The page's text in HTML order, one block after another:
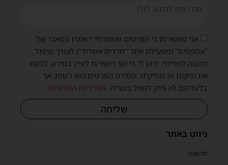
ניווט באתר
חדשות
אני מאשר/ת כי הפרטים שמסרתי יישמרו במאגר של
"אמפסיס" (מפעילת אתר "חרדים אשדוד") לצורך טיפול
ומענה לפנייתי. ידוע לי כי אני רשאי/ת לעיין במידע, לבקש
את תיקונו או מחיקתו. מסירת הפרטים היא רשות, אך
בלעדיהם לא ניתן לטפל בפנייה. למדיניות הפרטיות
שליחה